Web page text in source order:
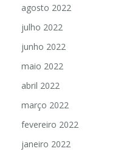
agosto 2022
julho 2022
junho 2022
maio 2022
abril 2022
março 2022
fevereiro 2022
janeiro 2022